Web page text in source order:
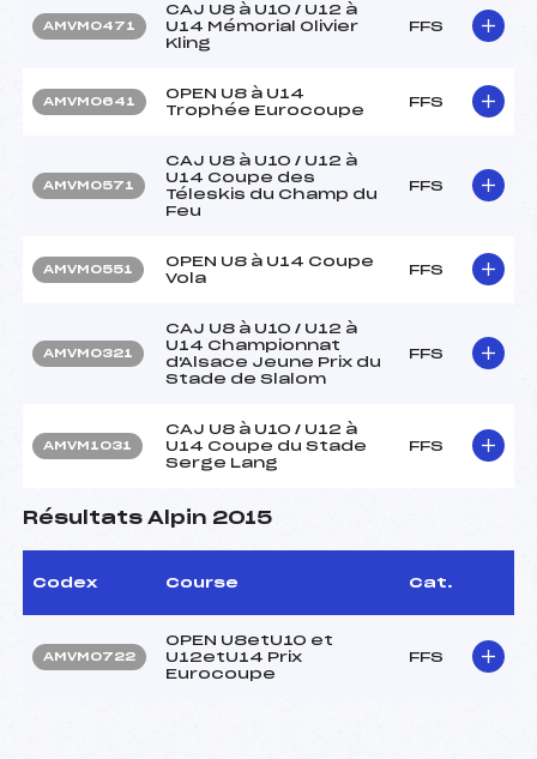
AMVM0471
CAJ U8 à U10 / U12 à
U14 Mémorial Olivier
Kling
FFS
AMVM0641
OPEN U8 à U14
Trophée Eurocoupe
FFS
AMVM0571
CAJ U8 à U10 / U12 à
U14 Coupe des
Téleskis du Champ du
Feu
FFS
AMVM0551
OPEN U8 à U14 Coupe
Vola
FFS
AMVM0321
CAJ U8 à U10 / U12 à
U14 Championnat
d'Alsace Jeune Prix du
Stade de Slalom
FFS
AMVM1031
CAJ U8 à U10 / U12 à
U14 Coupe du Stade
Serge Lang
FFS
Résultats Alpin 2015
Codex Course Cat.
AMVM0722
OPEN U8etU10 et
U12etU14 Prix
Eurocoupe
FFS